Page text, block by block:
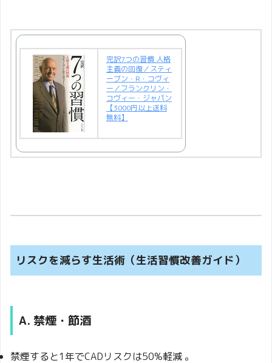
完訳7つの習慣 人格
主義の回復／スティ
ーブン・R・コヴィ
ー／フランクリン・
コヴィー・ジャパン
【3000円以上送料
無料】
リスクを減らす生活術（生活習慣改善ガイド）
A. 禁煙・節酒
禁煙すると1年でCADリスクは50%軽減 。